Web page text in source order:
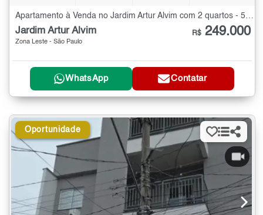
Apartamento à Venda no Jardim Artur Alvim com 2 quartos - 56 m²
Jardim Artur Alvim
Zona Leste - São Paulo
R$ 249.000
WhatsApp Contatar
Oportunidade